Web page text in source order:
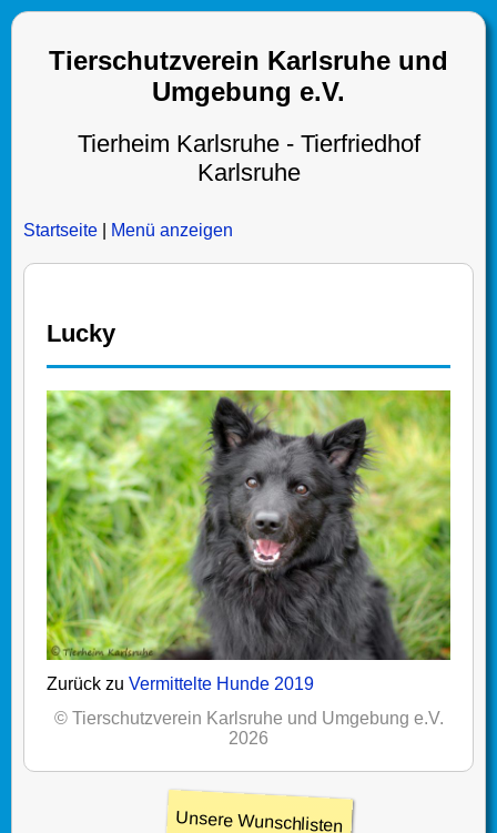
Tierschutzverein Karlsruhe und
Umgebung e.V.
Tierheim Karlsruhe - Tierfriedhof
Karlsruhe
Startseite Menü anzeigen
Lucky
Zurück zu Vermittelte Hunde 2019
© Tierschutzverein Karlsruhe und Umgebung e.V.
2026
Unsere Wunschlisten